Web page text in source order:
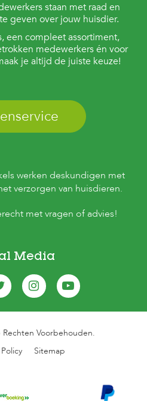
staan met raad en
geven over jouw huisdier.
een compleet assortiment,
medewerkers én voor
je altijd de juiste keuze!
werken deskundigen met
verzorgen van huisdieren.
met vragen of advies!
Media
Rechten Voorbehouden.
Sitemap